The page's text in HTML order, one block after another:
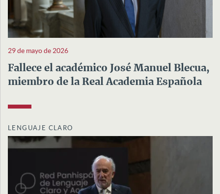
29 de mayo de 2026
Fallece el académico José Manuel Blecua,
miembro de la Real Academia Española
LENGUAJE CLARO